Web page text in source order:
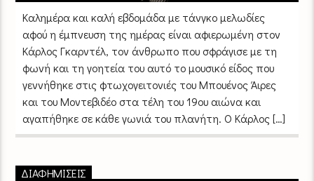
Καλημέρα και καλή εβδομάδα με τάνγκο μελωδίες
αφού η έμπνευση της ημέρας είναι αφιερωμένη στον
Κάρλος Γκαρντέλ, τον άνθρωπο που σφράγισε με τη
φωνή και τη γοητεία του αυτό το μουσικό είδος που
γεννήθηκε στις φτωχογειτονιές του Μπουένος Άιρες
και του Μοντεβιδέο στα τέλη του 19ου αιώνα και
αγαπήθηκε σε κάθε γωνιά του πλανήτη. Ο Κάρλος […]
ΔΙΑΦΗΜΙΣΕΙΣ